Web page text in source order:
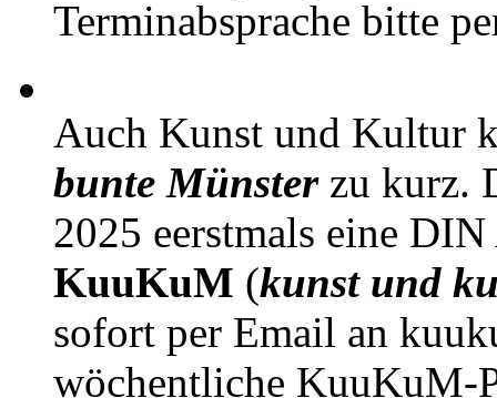
Terminabsprache bitte
Auch Kunst und Kultur
bunte Münsterzu kurz.
2025 eerstmals eine
KuuKuM (kunst und
sofort per Email an
wöchentliche KuuKuM-